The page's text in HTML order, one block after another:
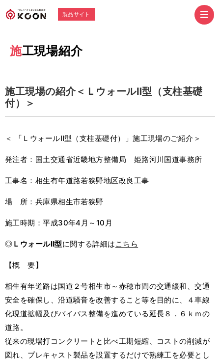
製品サイト
施工現場紹介
施工現場の紹介＜ＬウォールⅡ型（支柱基礎
付）＞
＜ 「ＬウォールⅡ型（支柱基礎付）」施工現場のご紹介＞
発注者：国土交通省近畿地方整備局 姫路河川国道事務所
工事名：相生有年道路若狭野地区改良工事
場 所：兵庫県相生市若狭野
施工時期：平成30年4月～10月
◎ ＬウォールⅡ型に関する詳細は こちら
【概 要】
相生有年道路は国道２号相生市～赤穂市間の交通緩和、交通
安全を確保し、沿道騒音を改善すること等を目的に、４車線
化現道拡幅及びバイパス整備を進めている延長８．６ｋｍの
道路。
従来の現場打コンクリートと比べ工期短縮、コストの削減が
図れ、プレキャスト製品を設置するだけで熟練工を必要とし